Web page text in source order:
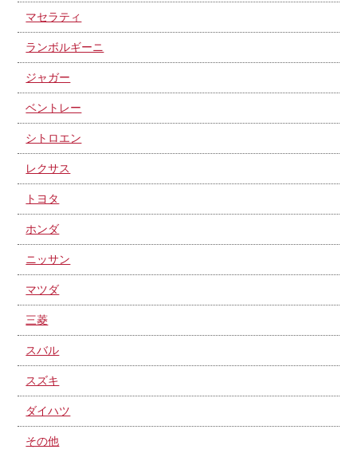
マセラティ
ランボルギーニ
ジャガー
ベントレー
シトロエン
レクサス
トヨタ
ホンダ
ニッサン
マツダ
三菱
スバル
スズキ
ダイハツ
その他